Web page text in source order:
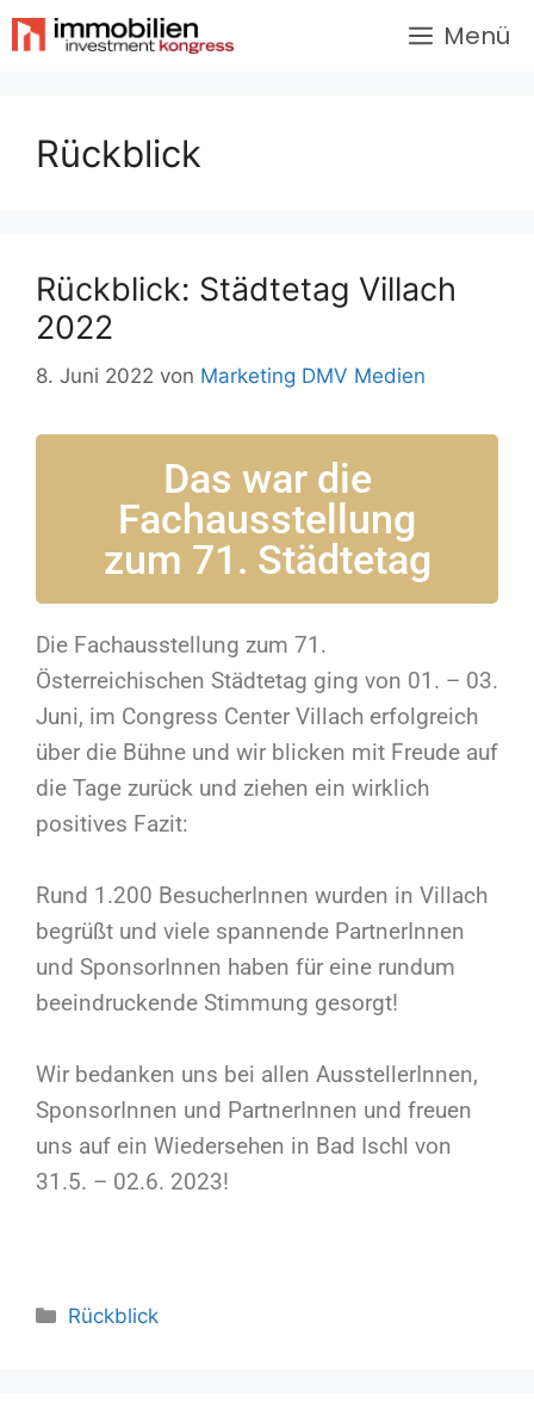
Menü
Rückblick
Rückblick: Städtetag Villach
2022
8. Juni 2022 von Marketing DMV Medien
Das war die
Fachausstellung
zum 71. Städtetag
Die Fachausstellung zum 71.
Österreichischen Städtetag ging von 01. – 03.
Juni, im Congress Center Villach erfolgreich
über die Bühne und wir blicken mit Freude auf
die Tage zurück und ziehen ein wirklich
positives Fazit:
Rund 1.200 BesucherInnen wurden in Villach
begrüßt und viele spannende PartnerInnen
und SponsorInnen haben für eine rundum
beeindruckende Stimmung gesorgt!
Wir bedanken uns bei allen AusstellerInnen,
SponsorInnen und PartnerInnen und freuen
uns auf ein Wiedersehen in Bad Ischl von
31.5. – 02.6. 2023!
Rückblick